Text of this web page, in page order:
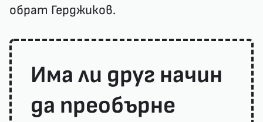
обрат Герджиков.
Има ли друг начин
да преобърне